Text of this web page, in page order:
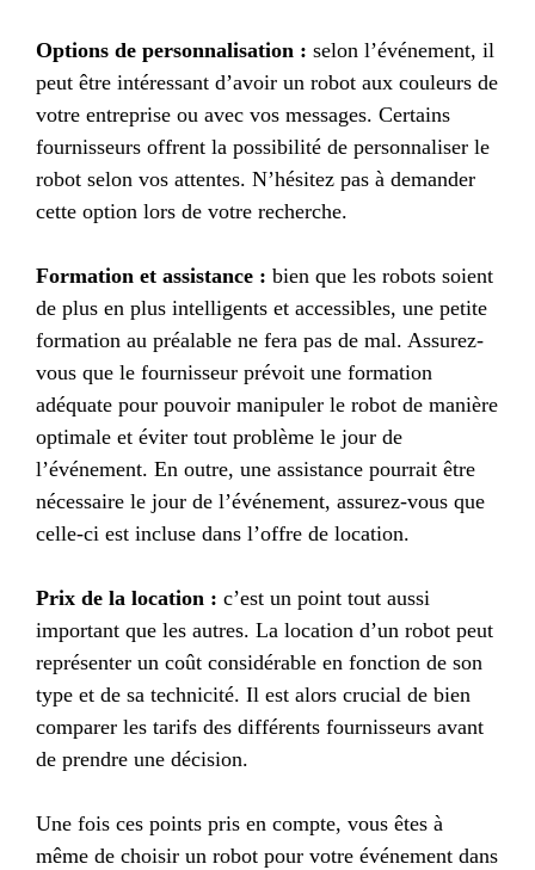
Options de personnalisation : selon l’événement, il
peut être intéressant d’avoir un robot aux couleurs de
votre entreprise ou avec vos messages. Certains
fournisseurs offrent la possibilité de personnaliser le
robot selon vos attentes. N’hésitez pas à demander
cette option lors de votre recherche.
Formation et assistance : bien que les robots soient
de plus en plus intelligents et accessibles, une petite
formation au préalable ne fera pas de mal. Assurez-
vous que le fournisseur prévoit une formation
adéquate pour pouvoir manipuler le robot de manière
optimale et éviter tout problème le jour de
l’événement. En outre, une assistance pourrait être
nécessaire le jour de l’événement, assurez-vous que
celle-ci est incluse dans l’offre de location.
Prix de la location : c’est un point tout aussi
important que les autres. La location d’un robot peut
représenter un coût considérable en fonction de son
type et de sa technicité. Il est alors crucial de bien
comparer les tarifs des différents fournisseurs avant
de prendre une décision.
Une fois ces points pris en compte, vous êtes à
même de choisir un robot pour votre événement dans